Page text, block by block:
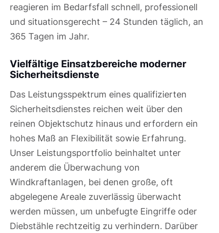
reagieren im Bedarfsfall schnell, professionell
und situationsgerecht – 24 Stunden täglich, an
365 Tagen im Jahr.
Vielfältige Einsatzbereiche moderner
Sicherheitsdienste
Das Leistungsspektrum eines qualifizierten
Sicherheitsdienstes reichen weit über den
reinen Objektschutz hinaus und erfordern ein
hohes Maß an Flexibilität sowie Erfahrung.
Unser Leistungsportfolio beinhaltet unter
anderem die Überwachung von
Windkraftanlagen, bei denen große, oft
abgelegene Areale zuverlässig überwacht
werden müssen, um unbefugte Eingriffe oder
Diebstähle rechtzeitig zu verhindern. Darüber